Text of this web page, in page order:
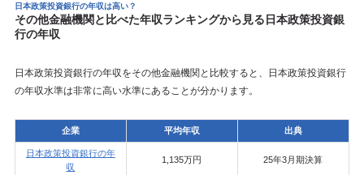
日本政策投資銀行の年収は高い？
その他金融機関と比べた年収ランキングから見る日本政策投資銀
行の年収
日本政策投資銀行の年収をその他金融機関と比較すると、日本政策投資銀行
の年収水準は非常に高い水準にあることが分かります。
企業 平均年収 出典
日本政策投資銀行の年
収
1,135万円 25年3月期決算